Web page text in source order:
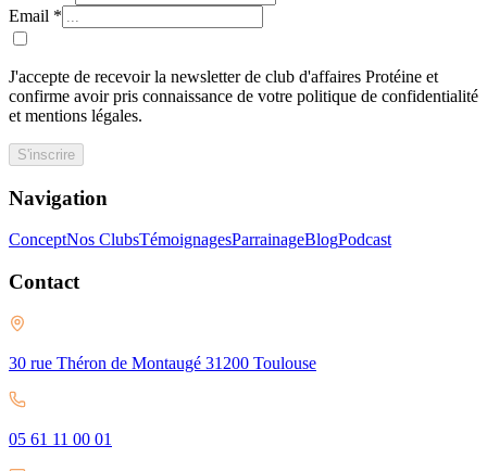
Email *
J'accepte de recevoir la newsletter de club d'affaires Protéine et
confirme avoir pris connaissance de votre politique de confidentialité
et mentions légales.
S'inscrire
Navigation
ConceptNos ClubsTémoignagesParrainageBlogPodcast
Contact
30 rue Théron de Montaugé 31200 Toulouse
05 61 11 00 01